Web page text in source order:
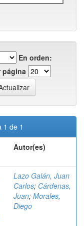
En orden:
página
1 de 1
Autor(es)
Lazo Galán, Juan
Carlos; Cárdenas,
Juan; Morales,
Diego